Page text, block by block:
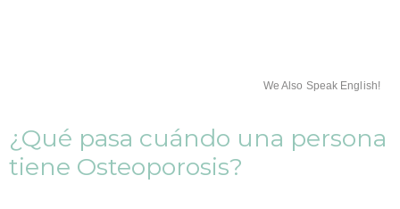
We Also Speak English!
¿Qué pasa cuándo una persona
tiene Osteoporosis?